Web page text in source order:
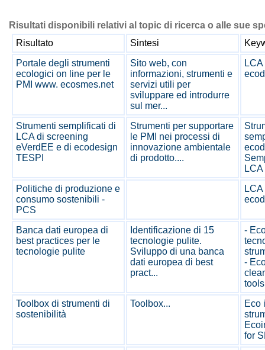
Risultati disponibili relativi al topic di ricerca o alle sue
Risultato
Sintesi
Portale degli strumenti
ecologici on line per le
PMI www. ecosmes.net
Sito web, con
informazioni, strumenti e
servizi utili per
sviluppare ed introdurre
sul mer...
Strumenti semplificati di
LCA di screening
eVerdEE e di ecodesign
TESPI
Strumenti per supportare
le PMI nei processi di
innovazione ambientale
di prodotto....
Politiche di produzione e
consumo sostenibili -
PCS
Banca dati europea di
best practices per le
tecnologie pulite
Identificazione di 15
tecnologie pulite.
Sviluppo di una banca
dati europea di best
pract...
-
-
Toolbox di strumenti di
sostenibilità
Toolbox...
Eco
for